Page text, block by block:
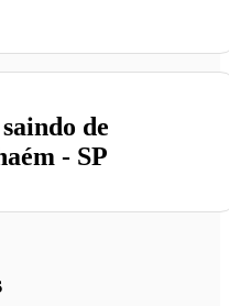
de
- SP